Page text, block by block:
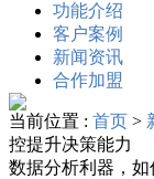
功能介绍
客户案例
新闻资讯
合作加盟
当前位置 : 首页 >
控提升决策能力
数据分析利器，